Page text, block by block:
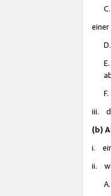
iii.
(b)
i. ein
ii.